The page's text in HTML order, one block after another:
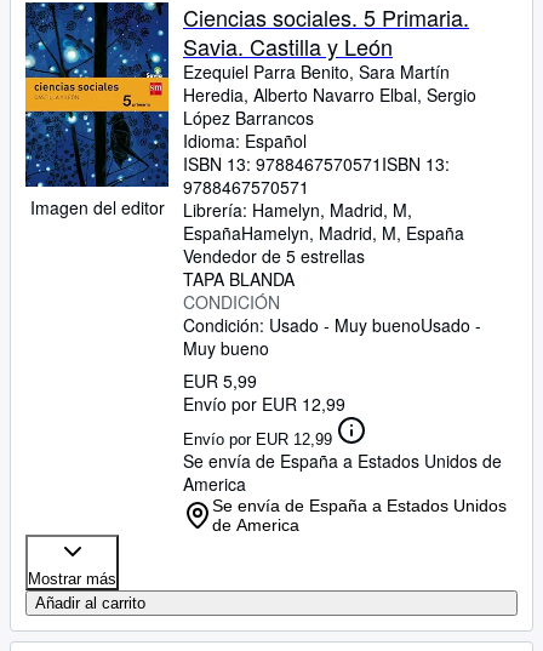
Imagen del editor
Ciencias sociales. 5 Primaria.
Savia. Castilla y León
Ezequiel Parra Benito, Sara Martín
Heredia, Alberto Navarro Elbal, Sergio
López Barrancos
Idioma: Español
ISBN 13: 9788467570571 ISBN 13:
9788467570571
Librería: Hamelyn, Madrid, M,
EspañaHamelyn, Madrid, M, España
Vendedor de 5 estrellas
TAPA BLANDA
CONDICIÓN
Condición: Usado - Muy buenoUsado -
Muy bueno
EUR 5,99
Envío por EUR 12,99
Envío por EUR 12,99
Se envía de España a Estados Unidos de
America
Se envía de España a Estados Unidos
de America
Mostrar más
Añadir al carrito